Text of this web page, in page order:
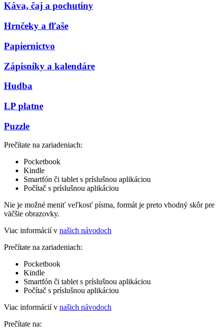
Káva, čaj a pochutiny
Hrnčeky a fľaše
Papiernictvo
Zápisníky a kalendáre
Hudba
LP platne
Puzzle
Prečítate na zariadeniach:
Pocketbook
Kindle
Smartfón či tablet s príslušnou aplikáciou
Počítač s príslušnou aplikáciou
Nie je možné meniť veľkosť písma, formát je preto vhodný skôr pre
väčšie obrazovky.
Viac informácií v našich návodoch
Prečítate na zariadeniach:
Pocketbook
Kindle
Smartfón či tablet s príslušnou aplikáciou
Počítač s príslušnou aplikáciou
Viac informácií v našich návodoch
Prečítate na: